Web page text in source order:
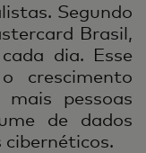
Segundo
Brasil,
dia. Esse
crescimento
pessoas
de dados